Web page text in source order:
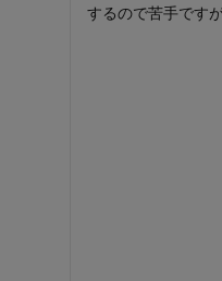
するので苦手です